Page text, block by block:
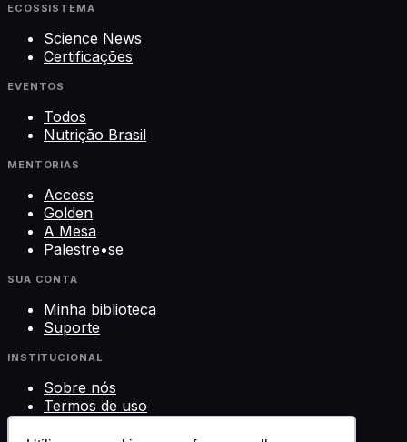
ECOSSISTEMA
Science News
Certificações
EVENTOS
Todos
Nutrição Brasil
MENTORIAS
Access
Golden
A Mesa
Palestre•se
SUA CONTA
Minha biblioteca
Suporte
INSTITUCIONAL
Sobre nós
Termos de uso
Privacidade